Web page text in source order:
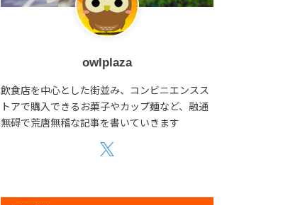
owlplaza
飲食店を中心とした街並み、コンビニエンスス
トアで購入できるお菓子やカップ麺など、融通
無碍で荒唐無稽な記事を書いていきます